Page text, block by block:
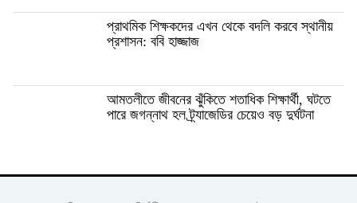
প্রাথমিক শিক্ষকদের এখন থেকে বদলি করবে স্থানীয়
প্রশাসন: ববি হাজ্জাজ
আমতলীতে জীবনের ঝুঁকিতে শতাধিক শিক্ষার্থী, ঘটতে
পারে জগন্নাথ হল ট্র্যাজেডির চেয়েও বড় দুর্ঘটনা